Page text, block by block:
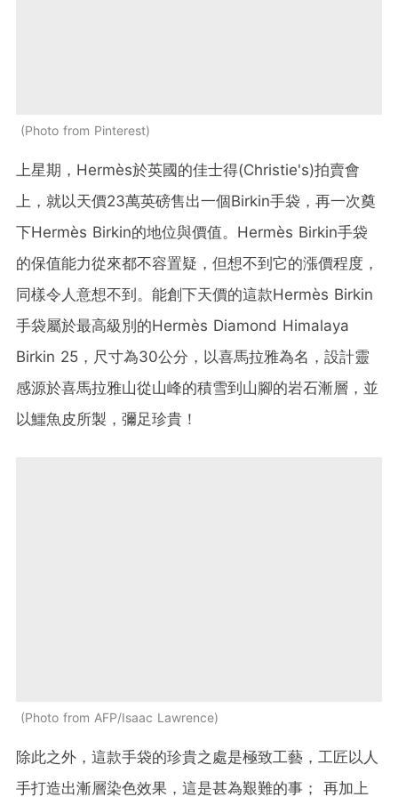
Photo from Pinterest
上星期，Hermès於英國的佳士得(Christie's)拍賣會
上，就以天價23萬英磅售出一個Birkin手袋，再一次奠
下Hermès Birkin的地位與價值。Hermès Birkin手袋
的保值能力從來都不容置疑，但想不到它的漲價程度，
同樣令人意想不到。能創下天價的這款Hermès Birkin
手袋屬於最高級別的Hermès Diamond Himalaya
Birkin 25，尺寸為30公分，以喜馬拉雅為名，設計靈
感源於喜馬拉雅山從山峰的積雪到山腳的岩石漸層，並
以鱷魚皮所製，彌足珍貴！
Photo from AFP/Isaac Lawrence
除此之外，這款手袋的珍貴之處是極致工藝，工匠以人
手打造出漸層染色效果，這是甚為艱難的事； 再加上